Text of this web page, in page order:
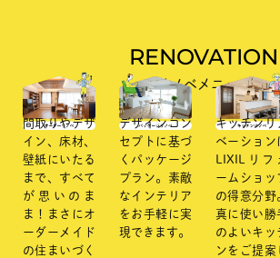
RENOVATION
リノベメニュー
間取りやデザ
イン、床材、
壁紙にいたる
まで、すべて
が思いのま
ま！まさにオ
ーダーメイド
の住まいづく
デザインコン
セプトに基づ
くパッケージ
プラン。素敵
なインテリア
をお手軽に実
現できます。
キッチンリ
ベーション
LIXILリフ
ームショッ
の得意分野
真に使い勝
のよいキッ
ンをご提案